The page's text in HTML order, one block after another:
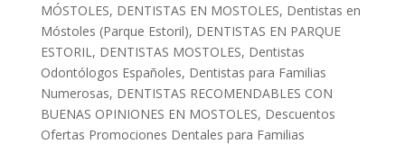
MÓSTOLES, DENTISTAS EN MOSTOLES, Dentistas en
Móstoles (Parque Estoril), DENTISTAS EN PARQUE
ESTORIL, DENTISTAS MOSTOLES, Dentistas
Odontólogos Españoles, Dentistas para Familias
Numerosas, DENTISTAS RECOMENDABLES CON
BUENAS OPINIONES EN MOSTOLES, Descuentos
Ofertas Promociones Dentales para Familias